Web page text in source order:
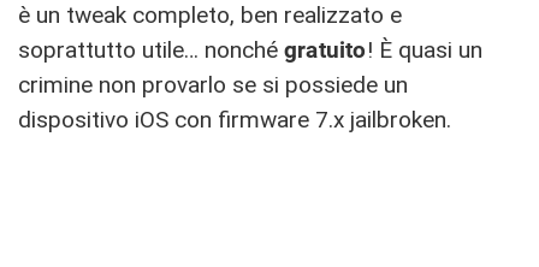
è un tweak completo, ben realizzato e
soprattutto utile… nonché gratuito! È quasi un
crimine non provarlo se si possiede un
dispositivo iOS con firmware 7.x jailbroken.